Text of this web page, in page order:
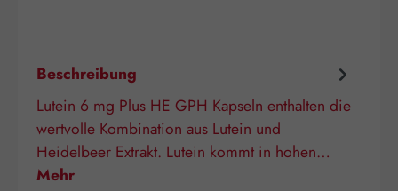
Beschreibung
Lutein 6 mg Plus HE GPH Kapseln enthalten die
wertvolle Kombination aus Lutein und
Heidelbeer Extrakt. Lutein kommt in hohen…
Mehr